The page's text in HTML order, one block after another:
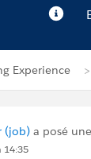
Experience
(job) a posé
14:35